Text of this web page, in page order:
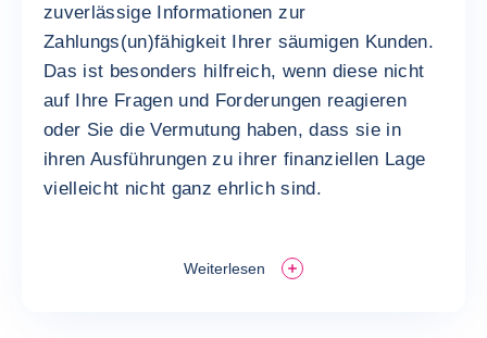
zuverlässige Informationen zur
Zahlungs(un)fähigkeit Ihrer säumigen Kunden.
Das ist besonders hilfreich, wenn diese nicht
auf Ihre Fragen und Forderungen reagieren
oder Sie die Vermutung haben, dass sie in
ihren Ausführungen zu ihrer finanziellen Lage
vielleicht nicht ganz ehrlich sind.
Weiterlesen